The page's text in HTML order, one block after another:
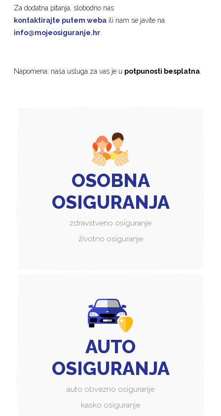
Za dodatna pitanja, slobodno nas
kontaktirajte putem weba ili nam se javite na
info@mojeosiguranje.hr.
Napomena: naša usluga za vas je u potpunosti besplatna.
OSOBNA
OSIGURANJA
zdravstveno osiguranje
životno osiguranje
AUTO
OSIGURANJA
auto obvezno osiguranje
kasko osiguranje